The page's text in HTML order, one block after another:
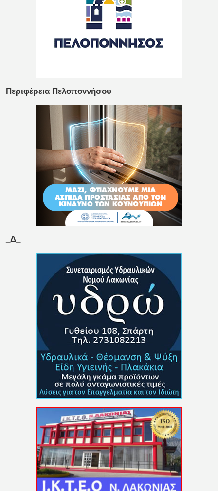
Περιφέρεια Πελοποννήσου
_Δ_